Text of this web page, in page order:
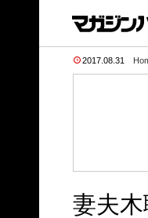
2017.08.31
妻夫